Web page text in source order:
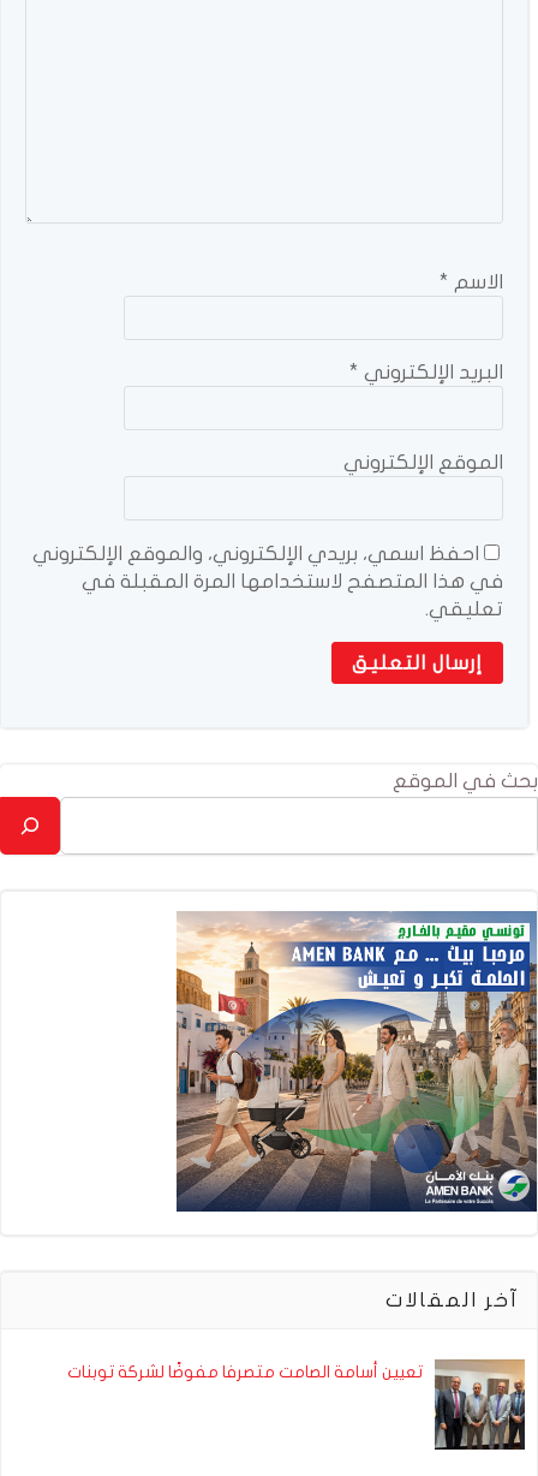
الاسم *
البريد الإلكتروني *
الموقع الإلكتروني
احفظ اسمي، بريدي الإلكتروني، والموقع الإلكتروني
في هذا المتصفح لاستخدامها المرة المقبلة في
تعليقي.
بحث في الموقع
آخر المقالات
تعيين أسامة الصامت متصرفا مفوضًا لشركة توبنات